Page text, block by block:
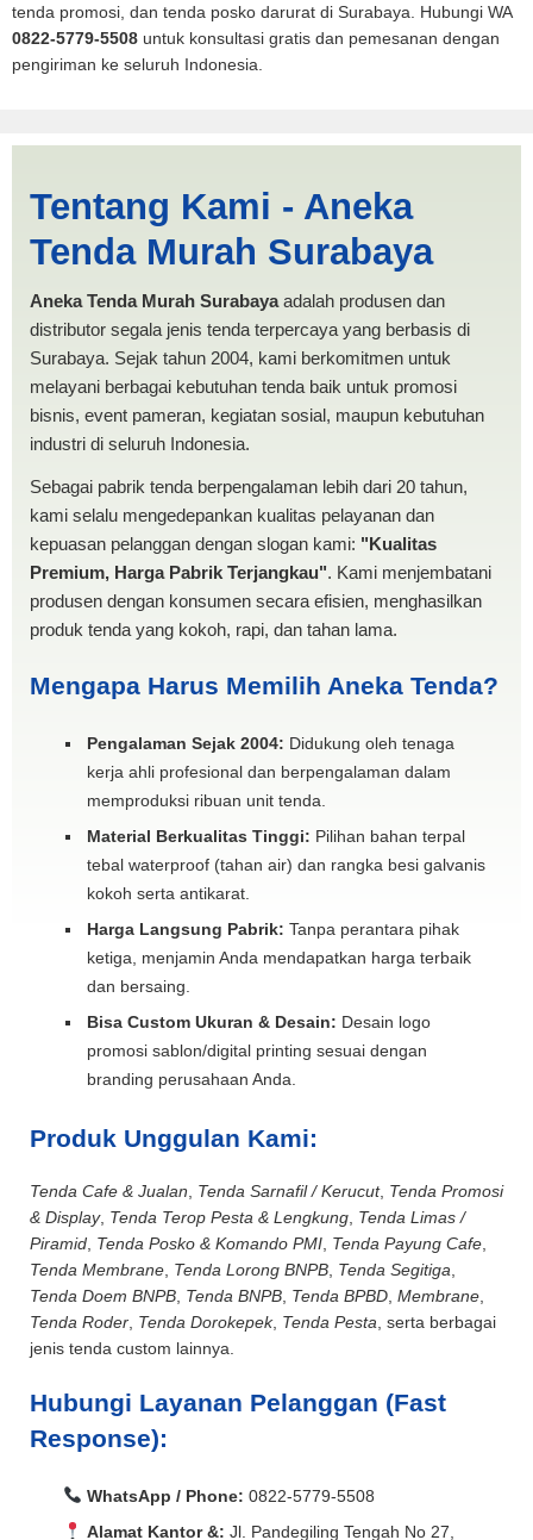
tenda promosi, dan tenda posko darurat di Surabaya. Hubungi WA
0822-5779-5508 untuk konsultasi gratis dan pemesanan dengan
pengiriman ke seluruh Indonesia.
Pickup Magelang |
PRODUKSI ANEKA TENDA
MURAH
Tentang Kami - Aneka
Tenda Murah Surabaya
Aneka Tenda Murah Surabayaadalah produsen dan
distributor segala jenis tenda terpercaya yang berbasis di
Surabaya. Sejak tahun 2004, kami berkomitmen untuk
melayani berbagai kebutuhan tenda baik untuk promosi
bisnis, event pameran, kegiatan sosial, maupun kebutuhan
industri di seluruh Indonesia.
Sebagai pabrik tenda berpengalaman lebih dari 20 tahun,
kami selalu mengedepankan kualitas pelayanan dan
kepuasan pelanggan dengan slogan kami: "Kualitas
Premium, Harga Pabrik Terjangkau". Kami menjembatani
produsen dengan konsumen secara efisien, menghasilkan
produk tenda yang kokoh, rapi, dan tahan lama.
Mengapa Harus Memilih Aneka Tenda?
Pengalaman Sejak 2004: Didukung oleh tenaga
kerja ahli profesional dan berpengalaman dalam
memproduksi ribuan unit tenda.
Material Berkualitas Tinggi: Pilihan bahan terpal
tebal waterproof (tahan air) dan rangka besi galvanis
kokoh serta antikarat.
Harga Langsung Pabrik: Tanpa perantara pihak
ketiga, menjamin Anda mendapatkan harga terbaik
dan bersaing.
Bisa Custom Ukuran & Desain: Desain logo
promosi sablon/digital printing sesuai dengan
branding perusahaan Anda.
Produk Unggulan Kami:
Tenda Cafe & Jualan Tenda Sarnafil / Kerucut, Tenda Promosi
& Display, Tenda Terop Pesta & Lengkung Tenda Limas /
Piramid Tenda Posko & Komando PMI Tenda Payung Cafe
Tenda Membrane Tenda Lorong BNPB Tenda Segitiga
Tenda Doem BNPB Tenda BNPB Tenda BPBD Membrane
Tenda Roder Tenda Dorokepek, Tenda Pesta , serta berbagai
jenis tenda custom lainnya.
Hubungi Layanan Pelanggan (Fast
Response):
WhatsApp / Phone: 0822-5779-5508
Alamat Kantor &: Jl. Pandegiling Tengah No 27,